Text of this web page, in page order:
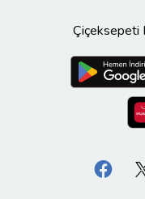
Çiçeksepeti